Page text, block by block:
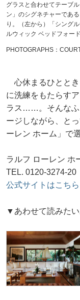
グラスと合わせてテーブ
ン」のシグネチャーであ
り。（左から）「シング
ルウィック ベッドフォー
PHOTOGRAPHS：
心休まるひととき
に洗練をもたらす
ラス……。そんなふ
ージしながら、と
ーレン ホーム」で
ラルフ ローレン ホ
TEL. 0120-3274-20
公式サイトはこちら
▼あわせて読みた